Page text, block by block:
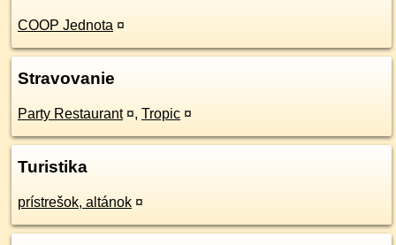
COOP Jednota ¤
Stravovanie
Party Restaurant ¤, Tropic ¤
Turistika
prístrešok, altánok ¤